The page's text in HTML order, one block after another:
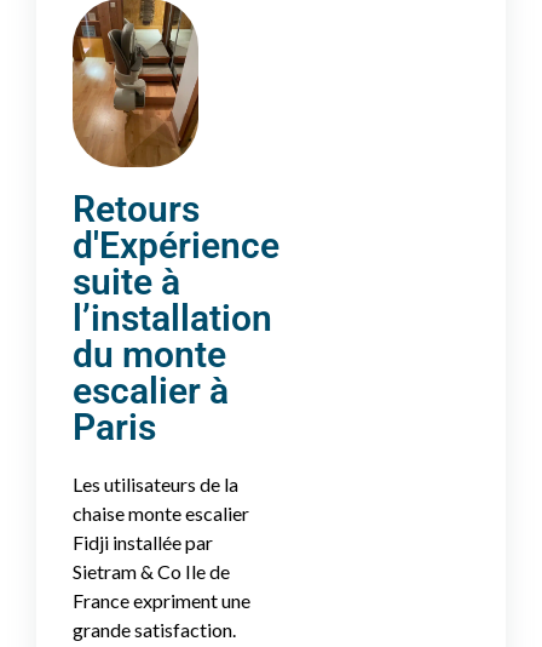
Retours
d'Expérience
suite à
l’installation
du monte
escalier à
Paris
Les utilisateurs de la
chaise monte escalier
Fidji installée par
Sietram & Co Ile de
France expriment une
grande satisfaction.